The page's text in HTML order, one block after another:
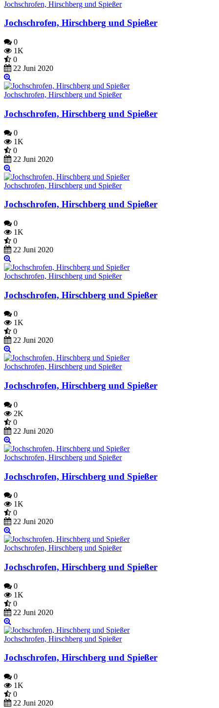
Jochschrofen, Hirschberg und Spießer
Jochschrofen, Hirschberg und Spießer
0
1K
0
22 Juni 2020
Jochschrofen, Hirschberg und Spießer
Jochschrofen, Hirschberg und Spießer
0
1K
0
22 Juni 2020
Jochschrofen, Hirschberg und Spießer
Jochschrofen, Hirschberg und Spießer
0
1K
0
22 Juni 2020
Jochschrofen, Hirschberg und Spießer
Jochschrofen, Hirschberg und Spießer
0
1K
0
22 Juni 2020
Jochschrofen, Hirschberg und Spießer
Jochschrofen, Hirschberg und Spießer
0
2K
0
22 Juni 2020
Jochschrofen, Hirschberg und Spießer
Jochschrofen, Hirschberg und Spießer
0
1K
0
22 Juni 2020
Jochschrofen, Hirschberg und Spießer
Jochschrofen, Hirschberg und Spießer
0
1K
0
22 Juni 2020
Jochschrofen, Hirschberg und Spießer
Jochschrofen, Hirschberg und Spießer
0
1K
0
22 Juni 2020